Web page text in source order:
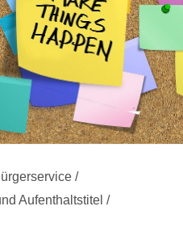
/
Aufenthaltstitel /